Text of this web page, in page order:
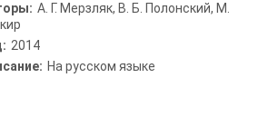
А. Г. Мерзляк, В. Б. Полонский, М.
2014
На русском языке